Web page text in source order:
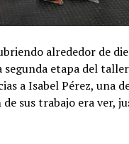
alrededor de
etapa del
a Isabel Pérez, una
sus trabajo era ver,